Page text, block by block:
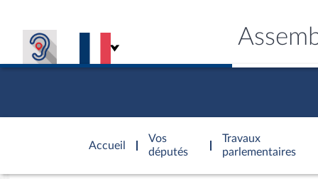
Accueil
d'accueil
Vos
députés
Travaux
parlementaires